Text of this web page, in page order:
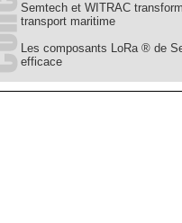
Semtech et WITRAC
transport maritime
Les composants LoRa ® de
efficace